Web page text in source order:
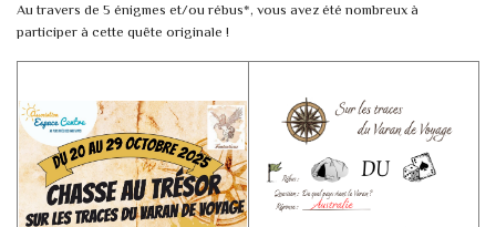
Au travers de 5 énigmes et/ou rébus*, vous avez été nombreux à
participer à cette quête originale !